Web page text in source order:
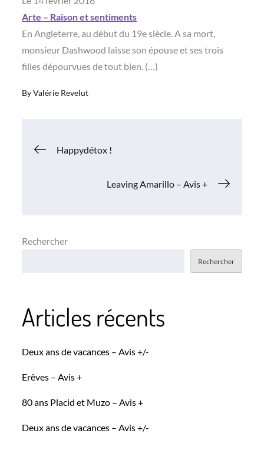
Arte – Raison et sentiments
En Angleterre, au début du 19e siècle. A sa mort,
monsieur Dashwood laisse son épouse et ses trois
filles dépourvues de tout bien. (…)
ByValérie Revelut
Navigation
Happydétox !
Leaving Amarillo – Avis +
Rechercher
Rechercher
Articles récents
Deux ans de vacances – Avis +/-
Erêves – Avis +
80 ans Placid et Muzo – Avis +
Deux ans de vacances – Avis +/-